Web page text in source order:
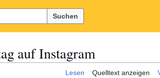
Suchen
auf Instagram
Lesen Quelltext anzeigen